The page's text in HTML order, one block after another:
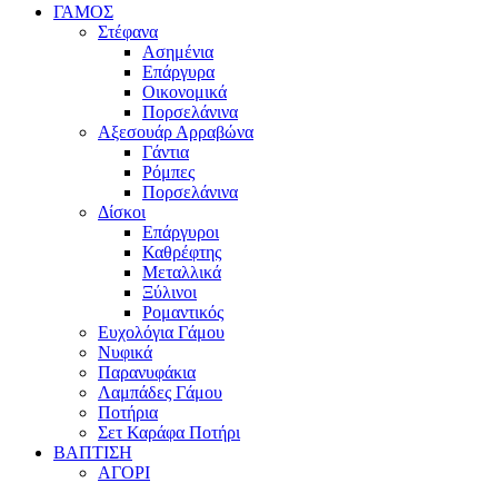
ΓΑΜΟΣ
Στέφανα
Ασημένια
Επάργυρα
Οικονομικά
Πορσελάνινα
Αξεσουάρ Αρραβώνα
Γάντια
Ρόμπες
Πορσελάνινα
Δίσκοι
Επάργυροι
Καθρέφτης
Μεταλλικά
Ξύλινοι
Ρομαντικός
Ευχολόγια Γάμου
Νυφικά
Παρανυφάκια
Λαμπάδες Γάμου
Ποτήρια
Σετ Καράφα Ποτήρι
ΒΑΠΤΙΣΗ
ΑΓΟΡΙ